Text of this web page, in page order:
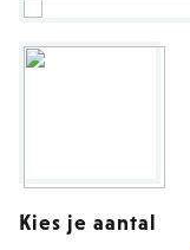
Kies je aantal